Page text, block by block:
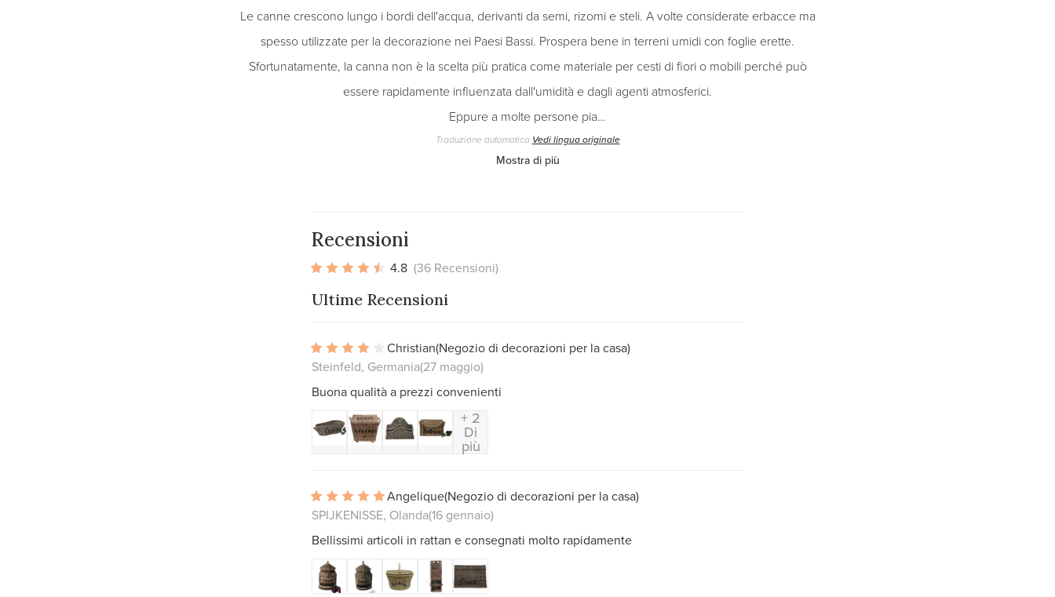
Le canne crescono lungo i bordi dell'acqua, derivanti da semi, rizomi e steli. A volte considerate erbacce ma
spesso utilizzate per la decorazione nei Paesi Bassi. Prospera bene in terreni umidi con foglie erette.
Sfortunatamente, la canna non è la scelta più pratica come materiale per cesti di fiori o mobili perché può
essere rapidamente influenzata dall'umidità e dagli agenti atmosferici.
Eppure a molte persone pia…
Traduzione automatica Vedi lingua originale
Mostra di più
Recensioni
4.8 (36 Recensioni)
Ultime Recensioni
Christian(Negozio di decorazioni per la casa)
Steinfeld, Germania(27 maggio)
Buona qualità a prezzi convenienti
+ 2
Di
più
Angelique(Negozio di decorazioni per la casa)
SPIJKENISSE, Olanda(16 gennaio)
Bellissimi articoli in rattan e consegnati molto rapidamente